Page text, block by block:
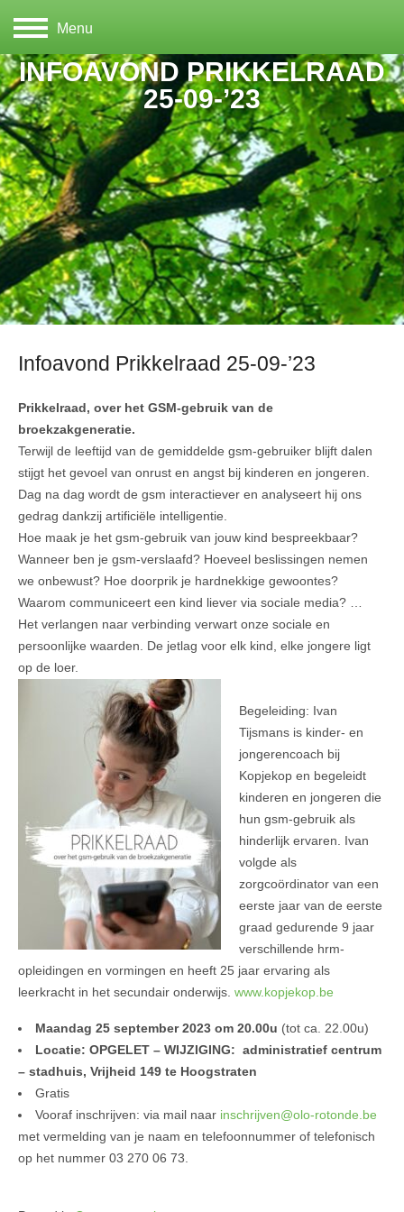
Menu
INFOAVOND PRIKKELRAAD
25-09-’23
Infoavond Prikkelraad 25-09-’23
Prikkelraad, over het GSM-gebruik van de
broekzakgeneratie.
Terwijl de leeftijd van de gemiddelde gsm-gebruiker blijft dalen
stijgt het gevoel van onrust en angst bij kinderen en jongeren.
Dag na dag wordt de gsm interactiever en analyseert hij ons
gedrag dankzij artificiële intelligentie.
Hoe maak je het gsm-gebruik van jouw kind bespreekbaar?
Wanneer ben je gsm-verslaafd? Hoeveel beslissingen nemen
we onbewust? Hoe doorprik je hardnekkige gewoontes?
Waarom communiceert een kind liever via sociale media? …
Het verlangen naar verbinding verwart onze sociale en
persoonlijke waarden. De jetlag voor elk kind, elke jongere ligt
op de loer.
Begeleiding: Ivan
Tijsmans is kinder- en
jongerencoach bij
Kopjekop en begeleidt
kinderen en jongeren die
hun gsm-gebruik als
hinderlijk ervaren. Ivan
volgde als
zorgcoördinator van een
eerste jaar van de eerste
graad gedurende 9 jaar
verschillende hrm-
opleidingen en vormingen en heeft 25 jaar ervaring als
leerkracht in het secundair onderwijs. www.kopjekop.be
Maandag 25 september 2023 om 20.00u (tot ca. 22.00u)
Locatie: OPGELET – WIJZIGING: administratief centrum
– stadhuis, Vrijheid 149 te Hoogstraten
Gratis
Vooraf inschrijven: via mail naar inschrijven@olo-rotonde.be
met vermelding van je naam en telefoonnummer of telefonisch
op het nummer 03 270 06 73.